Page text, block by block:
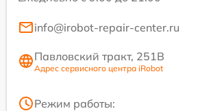
info@irobot-repair-center.ru
Павловский тракт, 251В
Адрес сервисного центра iRobot
Режим работы: